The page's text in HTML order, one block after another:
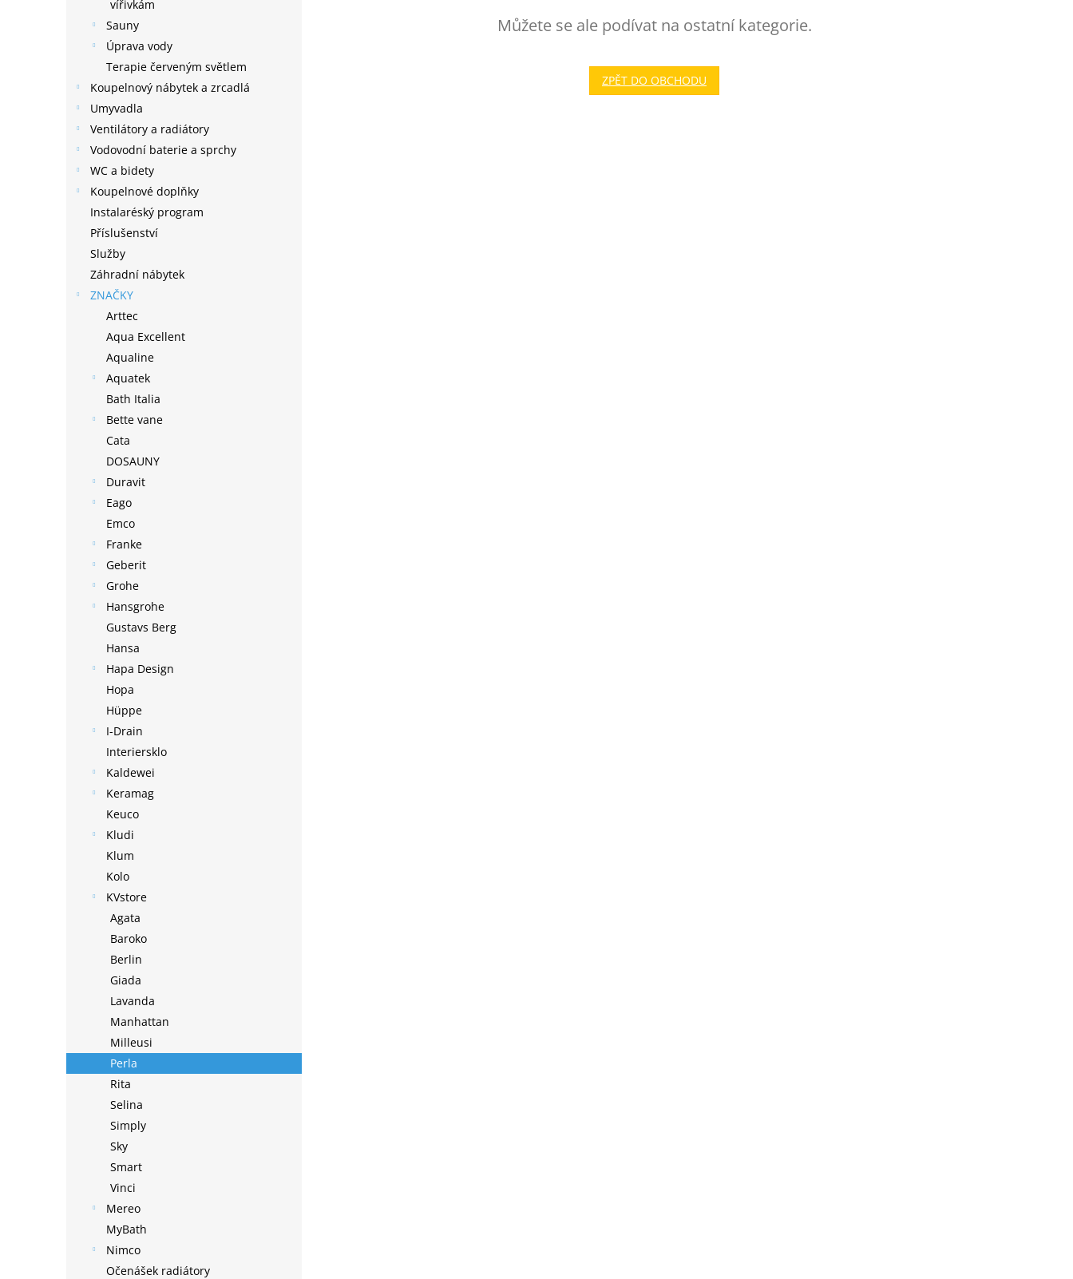
vířivkám
Sauny
Úprava vody
Terapie červeným světlem
Koupelnový nábytek a zrcadlá
Umyvadla
Ventilátory a radiátory
Vodovodní baterie a sprchy
WC a bidety
Koupelnové doplňky
Instalaréský program
Příslušenství
Služby
Záhradní nábytek
ZNAČKY
Arttec
Aqua Excellent
Aqualine
Aquatek
Bath Italia
Bette vane
Cata
DOSAUNY
Duravit
Eago
Emco
Franke
Geberit
Grohe
Hansgrohe
Gustavs Berg
Hansa
Hapa Design
Hopa
Hüppe
I-Drain
Interiersklo
Kaldewei
Keramag
Keuco
Kludi
Klum
Kolo
KVstore
Agata
Baroko
Berlin
Giada
Lavanda
Manhattan
Milleusi
Perla
Rita
Selina
Simply
Sky
Smart
Vinci
Mereo
MyBath
Nimco
Očenášek radiátory
Můžete se ale podívat na ostatní kategorie.
ZPĚT DO OBCHODU